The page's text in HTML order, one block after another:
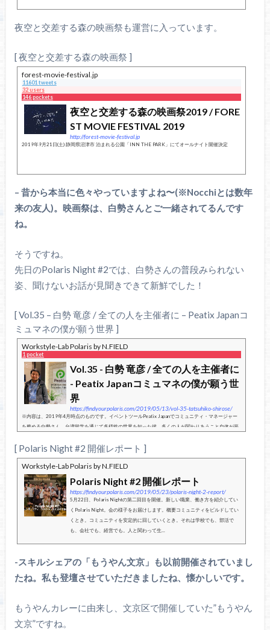
夜空と交差する森の映画祭も運営に入っています。
[ 夜空と交差する森の映画祭 ]
forest-movie-festival.jp
11601 tweets
32 users
146 pockets
夜空と交差する森の映画祭2019 / FORE
ST MOVIE FESTIVAL 2019
http://forest-movie-festival.jp
2019年9月21日(土) 静岡県沼津市 泊まれる公園「INN THE PARK」にてオールナイト開催決定
– 昔から本当に色々やっていますよね〜(※Nocchiとは数年
来の友人)。映画祭は、白勢さんとご一緒されてるんです
ね。
そうですね。
先日のPolaris Night #2では、白勢さんの普段みられない
姿、聞けないお話が見聞きできて新鮮でした！
[ Vol.35 – 白勢 竜彦 / 全ての人を主催者に – Peatix Japanコ
ミュマネの僕が願う世界 ]
Workstyle-Lab Polaris by N.FIELD
1 pocket
Vol.35 - 白勢 竜彦 / 全ての人を主催者に
- Peatix Japanコミュマネの僕が願う世
界
https://findyourpolaris.com/2019/05/13/vol-35-tatsuhiko-shirose/
※内容は、2019年4月時点のものです。イベントツールPeatix Japanでコミュニティ・マネージャー
を務める白勢さん。台湾留学を通じて多様性の世界を知った彼。多くの人が関わりあうこと自体が平
[ Polaris Night #2 開催レポート ]
Workstyle-Lab Polaris by N.FIELD
Polaris Night #2 開催レポート
https://findyourpolaris.com/2019/05/23/polaris-night-2-report/
5月22日、Polaris Nightの第二回目を開催。新しい職業、働き方を紹介してい
くPolaris Night。会の様子をお届けします。概要コミュニティをビルドしてい
くとき。コミュニティを安定的に回していくとき。それは学校でも、部活で
も、会社でも、経営でも。人と関わって生...
-スキルシェアの「もうやん文京」も以前開催されていまし
たね。私も登壇させていただきましたね、懐かしいです。
もうやんカレーに由来し、文京区で開催していた”もうやん
文京”ですね。